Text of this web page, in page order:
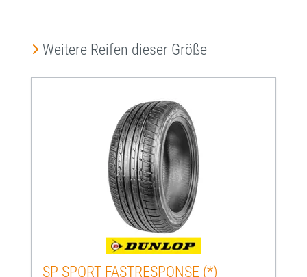
Produktgalerie überspringen
Weitere Reifen dieser Größe
SP SPORT FASTRESPONSE (*)